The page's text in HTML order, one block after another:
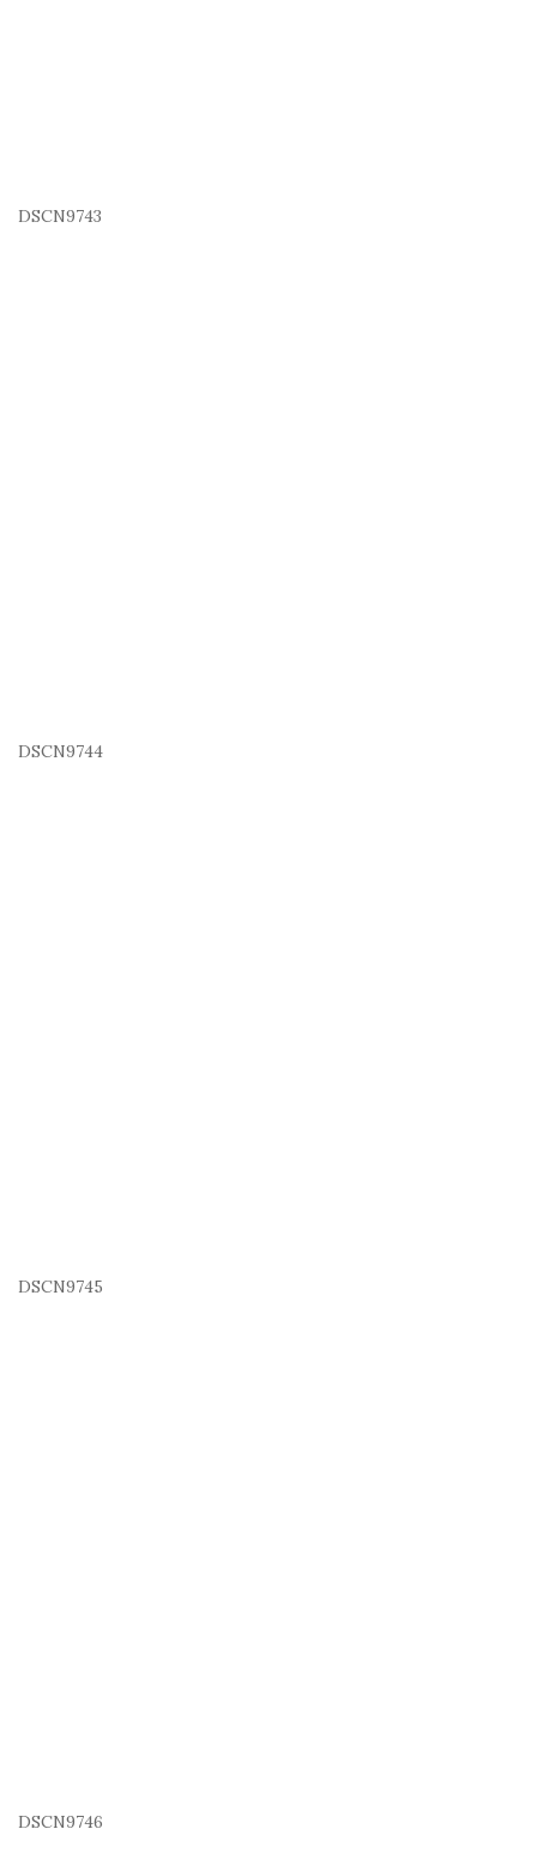
DSCN9743
DSCN9744
DSCN9745
DSCN9746